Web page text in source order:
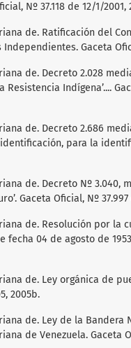
Nº 37.118 de 12/1/2001,
de. Ratificación del
Gaceta
de. Decreto 2.028
Indígena’....
de. Decreto 2.686
para la
de. Decreto Nº
Gaceta Oficial, Nº
de. Resolución por
fecha 04 de agosto de
de. Ley orgánica de
2005b.
de. Ley de la
de Venezuela. Gaceta